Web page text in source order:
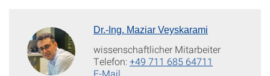
Dr.-Ing. Maziar Veyskarami
wissenschaftlicher Mitarbeiter
Telefon:+49 711 685 64711
E-Mail